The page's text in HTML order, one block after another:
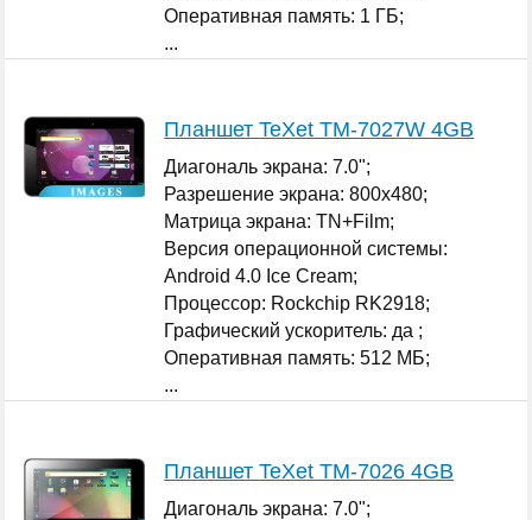
Оперативная память: 1 ГБ;
...
Планшет TeXet TM-7027W 4GB
Диагональ экрана: 7.0";
Разрешение экрана: 800x480;
Матрица экрана: TN+Film;
Версия операционной системы:
Android 4.0 Ice Cream;
Процессор: Rockchip RK2918;
Графический ускоритель: да ;
Оперативная память: 512 МБ;
...
Планшет TeXet TM-7026 4GB
Диагональ экрана: 7.0";